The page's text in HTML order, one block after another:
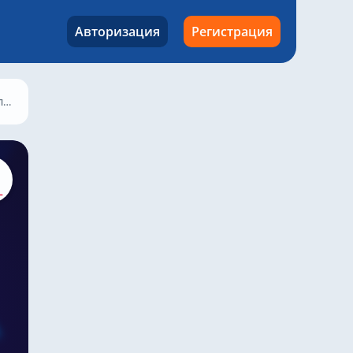
Авторизация Регистрация